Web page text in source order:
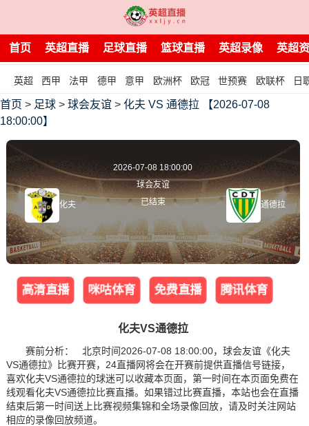
首页 英超直播 足球直播 篮球直播 英超录像 英超
英超 西甲 法甲 德甲 意甲 欧洲杯 欧冠 世预赛 欧联杯 日
首页 > 足球 > 球会友谊 > 化夫 VS 通德拉 【2026-07-08
18:00:00】
化夫
2026-07-08 18:00:00
球会友谊
已结束
通德拉
高清直播 咪咕体育 免费直播 腾讯体育
化夫VS通德拉
赛前分析： 北京时间2026-07-08 18:00:00，球会友谊《化夫
VS通德拉》比赛开赛，24直播网将会在开赛前提供直播信号链接，
喜欢化夫VS通德拉的球迷可以收藏本页面，第一时间在本页面免费在
线观看化夫VS通德拉比赛直播。如果错过比赛直播，本站也会在直播
结束后第一时间送上比赛视频集锦和全场录像回放，请及时关注网站
相应的录像回放频道。